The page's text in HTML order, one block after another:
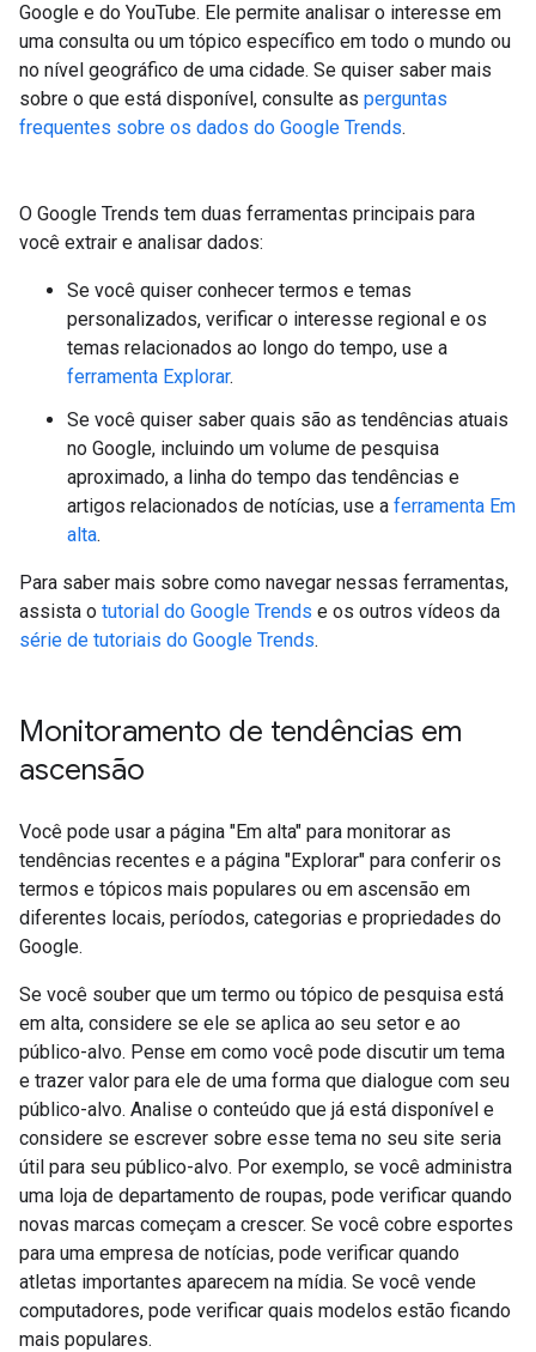
Google e do YouTube. Ele permite analisar o interesse em
uma consulta ou um tópico específico em todo o mundo ou
no nível geográfico de uma cidade. Se quiser saber mais
sobre o que está disponível, consulte as perguntas
frequentes sobre os dados do Google Trends.
O Google Trends tem duas ferramentas principais para
você extrair e analisar dados:
Se você quiser conhecer termos e temas
personalizados, verificar o interesse regional e os
temas relacionados ao longo do tempo, use a
ferramenta Explorar.
Se você quiser saber quais são as tendências atuais
no Google, incluindo um volume de pesquisa
aproximado, a linha do tempo das tendências e
artigos relacionados de notícias, use a ferramenta Em
alta.
Para saber mais sobre como navegar nessas ferramentas,
assista o tutorial do Google Trends e os outros vídeos da
série de tutoriais do Google Trends.
Monitoramento de tendências em
ascensão
Você pode usar a página "Em alta" para monitorar as
tendências recentes e a página "Explorar" para conferir os
termos e tópicos mais populares ou em ascensão em
diferentes locais, períodos, categorias e propriedades do
Google.
Se você souber que um termo ou tópico de pesquisa está
em alta, considere se ele se aplica ao seu setor e ao
público-alvo. Pense em como você pode discutir um tema
e trazer valor para ele de uma forma que dialogue com seu
público-alvo. Analise o conteúdo que já está disponível e
considere se escrever sobre esse tema no seu site seria
útil para seu público-alvo. Por exemplo, se você administra
uma loja de departamento de roupas, pode verificar quando
novas marcas começam a crescer. Se você cobre esportes
para uma empresa de notícias, pode verificar quando
atletas importantes aparecem na mídia. Se você vende
computadores, pode verificar quais modelos estão ficando
mais populares.